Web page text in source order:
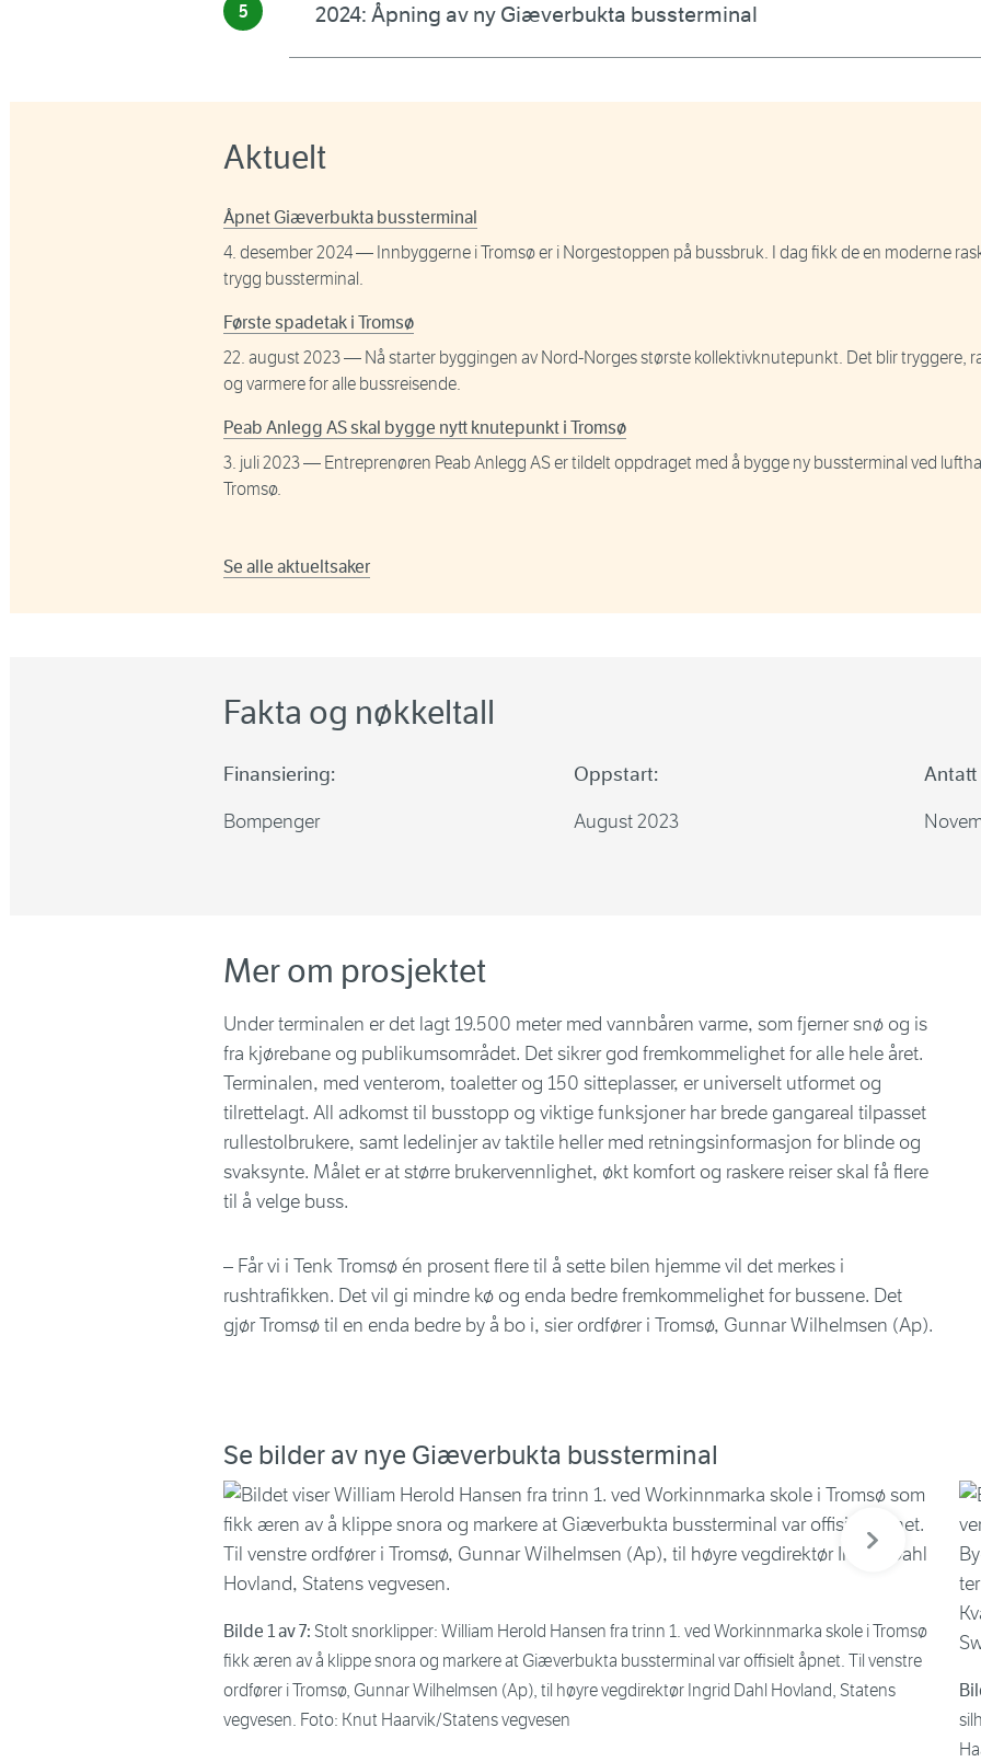
2024: Åpning av ny Giæverbukta bussterminal
Aktuelt
Åpnet Giæverbukta bussterminal
4. desember 2024— Innbyggerne i Tromsø er i Norgestoppen på bussbruk. I dag fikk de en moderne
trygg bussterminal.
Første spadetak i Tromsø
22. august 2023— Nå starter byggingen av Nord-Norges største kollektivknutepunkt. Det blir tryggere,
og varmere for alle bussreisende.
Peab Anlegg AS skal bygge nytt knutepunkt i Tromsø
3. juli 2023— Entreprenøren Peab Anlegg AS er tildelt oppdraget med å bygge ny bussterminal ved
Tromsø.
Se alle aktueltsaker
Fakta og nøkkeltall
Finansiering:
Bompenger
Oppstart:
August 2023
Mer om prosjektet
Under terminalen er det lagt 19.500 meter med vannbåren varme, som fjerner snø og is
fra kjørebane og publikumsområdet. Det sikrer god fremkommelighet for alle hele året.
Terminalen, med venterom, toaletter og 150 sitteplasser, er universelt utformet og
tilrettelagt. All adkomst til busstopp og viktige funksjoner har brede gangareal tilpasset
rullestolbrukere, samt ledelinjer av taktile heller med retningsinformasjon for blinde og
svaksynte. Målet er at større brukervennlighet, økt komfort og raskere reiser skal få flere
til å velge buss.
– Får vi i Tenk Tromsø én prosent flere til å sette bilen hjemme vil det merkes i
rushtrafikken. Det vil gi mindre kø og enda bedre fremkommelighet for bussene. Det
gjør Tromsø til en enda bedre by å bo i, sier ordfører i Tromsø, Gunnar Wilhelmsen (Ap).
Se bilder av nye Giæverbukta bussterminal
Bilde 1 av 7: Stolt snorklipper: William Herold Hansen fra trinn 1. ved Workinnmarka skole i Tromsø
fikk æren av å klippe snora og markere at Giæverbukta bussterminal var offisielt åpnet. Til venstre
ordfører i Tromsø, Gunnar Wilhelmsen (Ap), til høyre vegdirektør Ingrid Dahl Hovland, Statens
vegvesen. Foto: Knut Haarvik/Statens vegvesen
Neste bilde